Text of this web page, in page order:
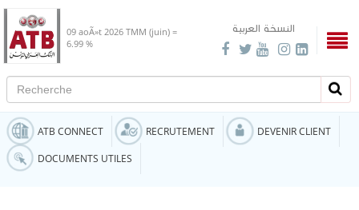
النسخة العربية 09 aoÃ»t 2026 TMM (juin) =
6.99 %
Recherche
ATB CONNECT RECRUTEMENT
DEVENIR CLIENT
DOCUMENTS UTILES